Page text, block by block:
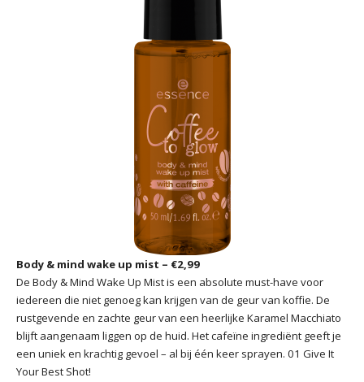
Body & mind wake up mist – €2,99
De Body & Mind Wake Up Mist is een absolute must-have voor
iedereen die niet genoeg kan krijgen van de geur van koffie. De
rustgevende en zachte geur van een heerlijke Karamel Macchiato
blijft aangenaam liggen op de huid. Het cafeïne ingrediënt geeft je
een uniek en krachtig gevoel – al bij één keer sprayen. 01 Give It
Your Best Shot!